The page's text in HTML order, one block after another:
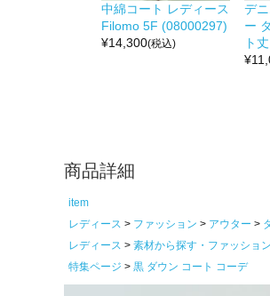
中綿コート レディース
Filomo 5F (08000297)
¥14,300(税込)
デ
ー
ト
¥
商品詳細
item
レディース
ファッション アウター
レディース
素材から探す・ファッション
特集ページ
黒 ダウン コート コーデ